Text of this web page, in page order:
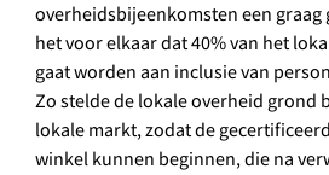
overheidsbijeenkomsten een graag
het voor elkaar dat 40% van het
gaat worden aan inclusie van
Zo stelde de lokale overheid grond
lokale markt, zodat de
winkel kunnen beginnen, die na